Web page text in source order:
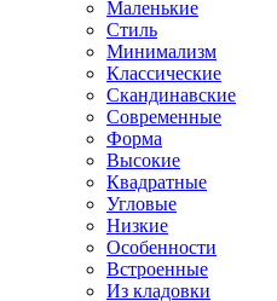
Маленькие
Стиль
Минимализм
Классические
Скандинавские
Современные
Форма
Высокие
Квадратные
Угловые
Низкие
Особенности
Встроенные
Из кладовки